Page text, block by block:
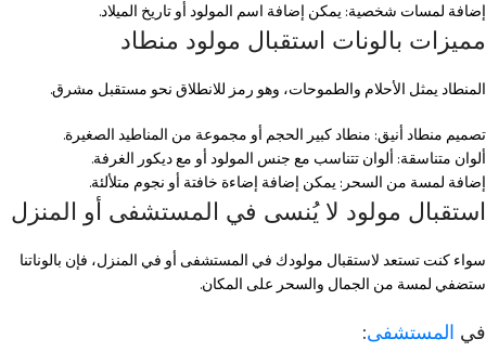
إضافة لمسات شخصية: يمكن إضافة اسم المولود أو تاريخ الميلاد.
مميزات بالونات استقبال مولود منطاد
المنطاد يمثل الأحلام والطموحات، وهو رمز للانطلاق نحو مستقبل مشرق.
تصميم منطاد أنيق: منطاد كبير الحجم أو مجموعة من المناطيد الصغيرة.
ألوان متناسقة: ألوان تتناسب مع جنس المولود أو مع ديكور الغرفة.
إضافة لمسة من السحر: يمكن إضافة إضاءة خافتة أو نجوم متلألئة.
استقبال مولود لا يُنسى في المستشفى أو المنزل
سواء كنت تستعد لاستقبال مولودك في المستشفى أو في المنزل، فإن بالوناتنا
ستضفي لمسة من الجمال والسحر على المكان.
في المستشفى: